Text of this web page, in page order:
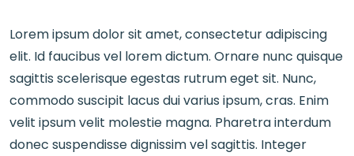
Lorem ipsum dolor sit amet, consectetur adipiscing
elit. Id faucibus vel lorem dictum. Ornare nunc quisque
sagittis scelerisque egestas rutrum eget sit. Nunc,
commodo suscipit lacus dui varius ipsum, cras. Enim
velit ipsum velit molestie magna. Pharetra interdum
donec suspendisse dignissim vel sagittis. Integer